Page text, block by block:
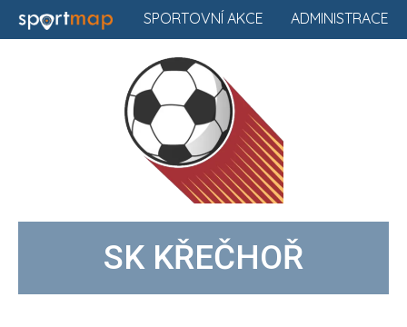
ADMINISTRACE
SPORTOVNÍ AKCE
SK KŘEČHOŘ